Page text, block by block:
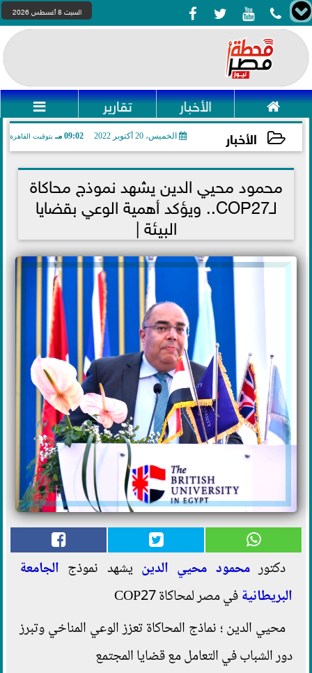
    السبت 8 أغسطس 2026
 الأخبار تقارير 
الأخبار الخميس، 20 أكتوبر 2022 09:02 مـ بتوقيت القاهرة
2022-10-20 21:02:58
محمود محيي الدين يشهد نموذج محاكاة
لـCOP27.. ويؤكد أهمية الوعي بقضايا
البيئة |
دكتورمحمود محيي الدين يشهد نموذج الجامعة
البريطانيةفي مصر لمحاكاة COP27
محيي الدين ؛ نماذج المحاكاة تعزز الوعي المناخي وتبرز
دور الشباب في التعامل مع قضايا المجتمع